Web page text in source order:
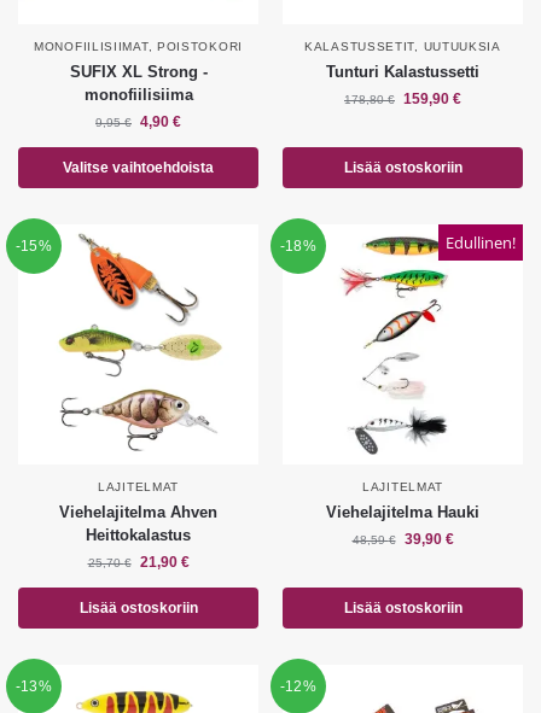
MONOFIILISIIMAT, POISTOKORI
SUFIX XL Strong -
monofiilisiima
9,95€ 4,90 €
Valitse vaihtoehdoista
KALASTUSSETIT UUTUUKSIA
Tunturi Kalastussetti
178,80€ 159,90 €
Lisää ostoskoriin
-15%
LAJITELMAT
Viehelajitelma Ahven
Heittokalastus
25,70€ 21,90 €
Lisää ostoskoriin
-18% Edullinen!
LAJITELMAT
Viehelajitelma Hauki
48,59€ 39,90 €
Lisää ostoskoriin
-13% -12%